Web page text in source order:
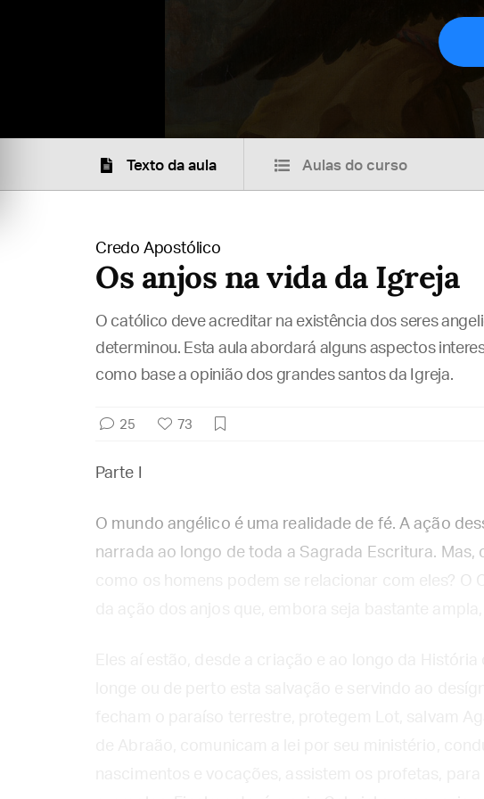
Texto da aula Aulas do curso
Credo Apostólico
Os anjos na vida da Igreja
O católico deve acreditar na existência dos seres
determinou. Esta aula abordará alguns aspectos
como base a opinião dos grandes santos da Igreja.
25 73
Parte I
O mundo angélico é uma realidade de fé. A ação
narrada ao longo de toda a Sagrada Escritura. Mas,
como os homens podem se relacionar com eles? O